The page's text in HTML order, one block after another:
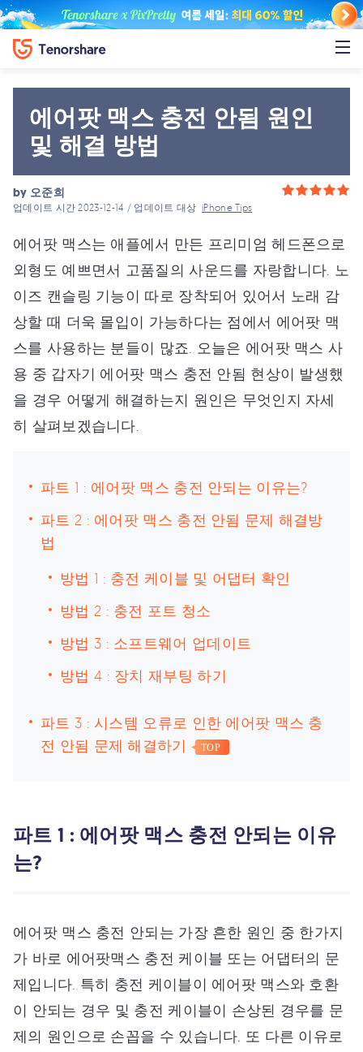
에어팟 맥스 충전 안됨 원인
및 해결 방법
by 오준희
업데이트 시간 2023-12-14 / 업데이트 대상 iPhone Tips
에어팟 맥스는 애플에서 만든 프리미엄 헤드폰으로
외형도 예쁘면서 고품질의 사운드를 자랑합니다. 노
이즈 캔슬링 기능이 따로 장착되어 있어서 노래 감
상할 때 더욱 몰입이 가능하다는 점에서 에어팟 맥
스를 사용하는 분들이 많죠. 오늘은 에어팟 맥스 사
용 중 갑자기 에어팟 맥스 충전 안됨 현상이 발생했
을 경우 어떻게 해결하는지 원인은 무엇인지 자세
히 살펴보겠습니다.
파트 1 : 에어팟 맥스 충전 안되는 이유는?
파트 2 : 에어팟 맥스 충전 안됨 문제 해결방
법
방법 1 : 충전 케이블 및 어댑터 확인
방법 2 : 충전 포트 청소
방법 3 : 소프트웨어 업데이트
방법 4 : 장치 재부팅 하기
파트 3 : 시스템 오류로 인한 에어팟 맥스 충
전 안됨 문제 해결하기
TOP
파트 1 : 에어팟 맥스 충전 안되는 이유
는?
에어팟 맥스 충전 안되는 가장 흔한 원인 중 한가지
가 바로 에어팟맥스 충전 케이블 또는 어댑터의 문
제입니다. 특히 충전 케이블이 에어팟 맥스와 호환
이 안되는 경우 및 충전 케이블이 손상된 경우를 문
제의 원인으로 손꼽을 수 있습니다. 또 다른 이유로